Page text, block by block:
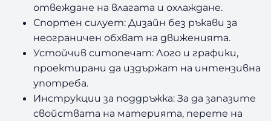
отвеждане на влагата и охлаждане.
Спортен силует: Дизайн без ръкави за
неограничен обхват на движенията.
Устойчив ситопечат: Лого и графики,
проектирани да издържат на интензивна
употреба.
Инструкции за поддръжка: За да запазите
свойствата на материята, перете на